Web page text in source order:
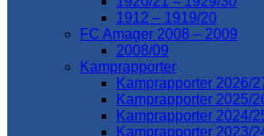
1912 – 1919/20
FC Amager 2008 – 2009
2008/09
Kamprapporter
Kamprapporter 2026/
Kamprapporter 2025/
Kamprapporter 2024/
Kamprapporter 2023/